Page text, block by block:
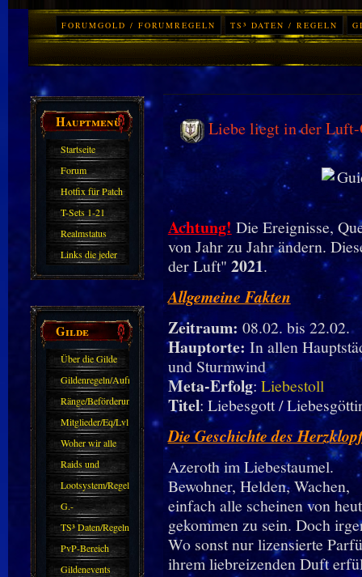
FORUMGOLD / FORUMREGELN TS³ DATEN / REGELN
Hauptmenü
Startseite
Forum
Hotfix für Patch
11.X
T-Sets 1-21
Realmstatus
Links die jeder
kennen sollte?!
Gilde
Über die Gilde
(DAW)
Gildenregeln/Aufnahme
Ränge/Beförderungen
Mitglieder/Eq/Lvl
Woher wir alle
kommen.
Raids und
Zubehör
Lootsystem/Regeln
G.-
Sparkasse/Goldleihen
TS³ Daten/Regeln
PvP-Bereich
Gildenevents
Liebe liegt in der
Achtung! Die Ereignisse,
von Jahr zu Jahr ändern.
der Luft" 2021.
Allgemeine Fakten
Zeitraum: 08.02. bis 22.02.
Hauptorte: In allen
und Sturmwind
Meta-Erfolg: Liebestoll
Titel: Liebesgott /
Die Geschichte des
Azeroth im Liebestaumel.
Bewohner, Helden, Wachen,
einfach alle scheinen von
gekommen zu sein. Doch
Wo sonst nur lizensierte
ihrem liebreizenden Duft